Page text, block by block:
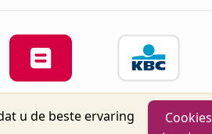
u de beste ervaring
Cookies